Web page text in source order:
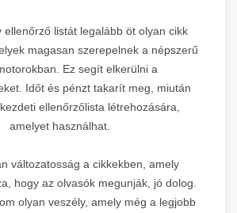
ellenőrző listát legalább öt olyan cikk
magasan szerepelnek a népszerű
Ez segít elkerülni a
Időt és pénzt takarít meg, miután
ellenőrzőlista létrehozására,
amelyet használhat.
változatosság a cikkekben, amely
hogy az olvasók megunják, jó dolog.
olyan veszély, amely még a legjobb